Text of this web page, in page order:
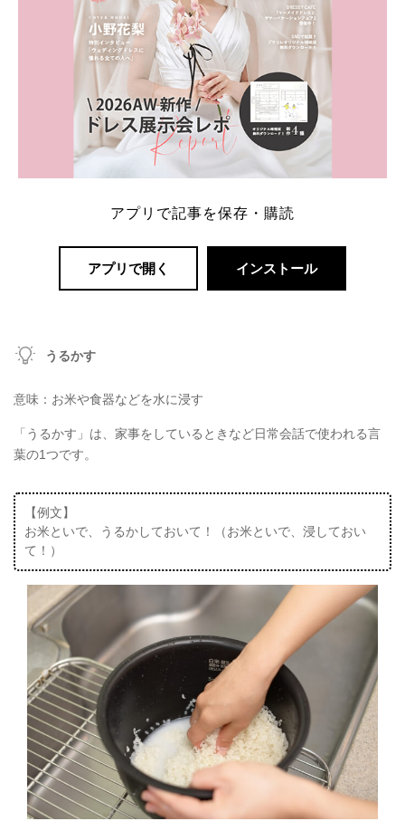
アプリで記事を保存・購読
アプリで開く インストール
うるかす
意味：お米や食器などを水に浸す
「うるかす」は、家事をしているときなど日常会話で使われる言
葉の1つです。
【例文】
お米といで、うるかしておいて！（お米といで、浸しておい
て！）